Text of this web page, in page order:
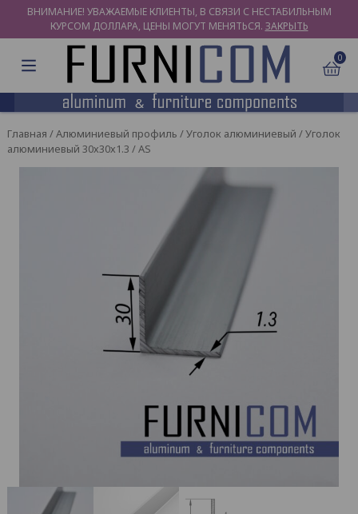
ВНИМАНИЕ! УВАЖАЕМЫЕ КЛИЕНТЫ, В СВЯЗИ С НЕСТАБИЛЬНЫМ
КУРСОМ ДОЛЛАРА, ЦЕНЫ МОГУТ МЕНЯТЬСЯ. ЗАКРЫТЬ
0
Главная /Алюминиевый профиль /Уголок алюминиевый / Уголок
алюминиевый 30х30х1.3 / AS